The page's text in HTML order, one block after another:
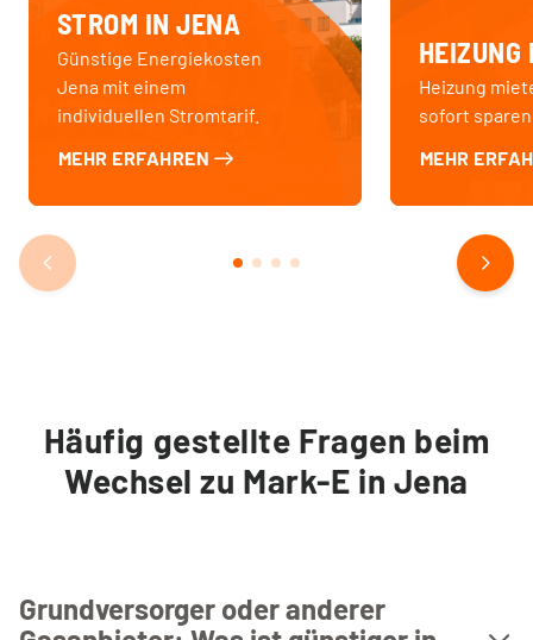
STROM IN JENA
Günstige Energiekosten
Jena mit einem
individuellen Stromtarif.
MEHR ERFAHREN
HEIZUNG
Heizung
sofort
MEHR
Häufig gestellte Fragen beim
Wechsel zu Mark-E in Jena
Grundversorger oder anderer